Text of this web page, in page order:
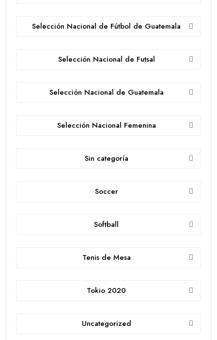
Selección Nacional de Fútbol de Guatemala
Selección Nacional de Futsal
Selección Nacional de Guatemala
Selección Nacional Femenina
Sin categoría
Soccer
Softball
Tenis de Mesa
Tokio 2020
Uncategorized